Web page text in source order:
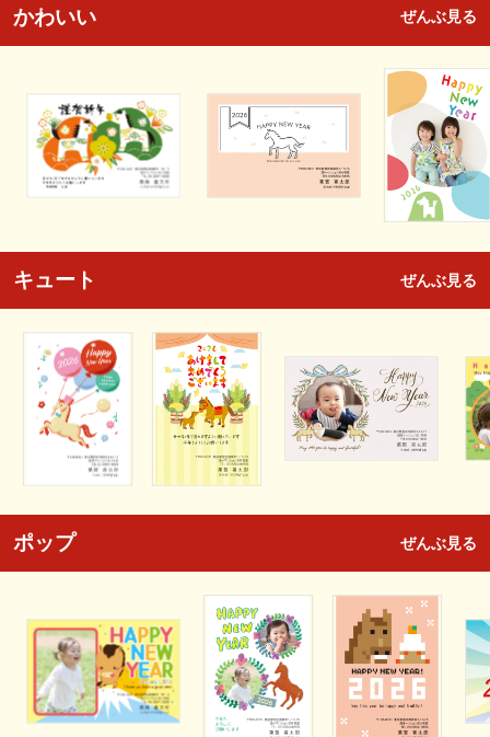
かわいい ぜんぶ見る
キュート ぜんぶ見る
ポップ ぜんぶ見る